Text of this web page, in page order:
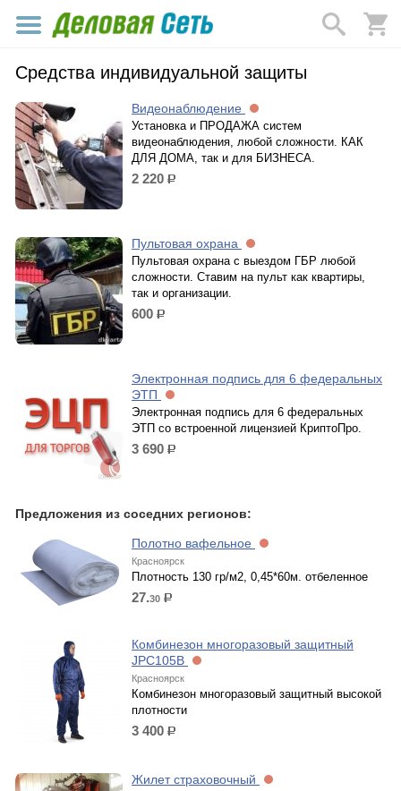
Средства индивидуальной защиты
Видеонаблюдение
Установка и ПРОДАЖА систем
видеонаблюдения, любой сложности. КАК
ДЛЯ ДОМА, так и для БИЗНЕСА.
2 220 р.
Пультовая охрана
Пультовая охрана с выездом ГБР любой
сложности. Ставим на пульт как квартиры,
так и организации.
600 р.
Электронная подпись для 6 федеральных
ЭТП
Электронная подпись для 6 федеральных
ЭТП со встроенной лицензией КриптоПро.
3 690 р.
Предложения из соседних регионов:
Полотно вафельное
Красноярск
Плотность 130 гр/м2, 0,45*60м. отбеленное
27.30 р.
Комбинезон многоразовый защитный
JPC105B
Красноярск
Комбинезон многоразовый защитный высокой
плотности
3 400 р.
Жилет страховочный